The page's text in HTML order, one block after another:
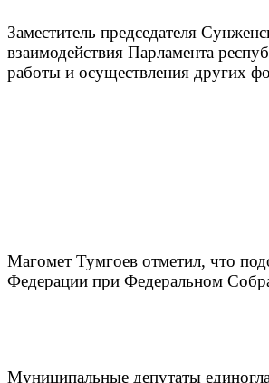
Заместитель председателя
взаимодействия Парламента
работы и осуществления других
Магомет Тумгоев отметил, что
Федерации при Федеральном
Муниципальные депутаты